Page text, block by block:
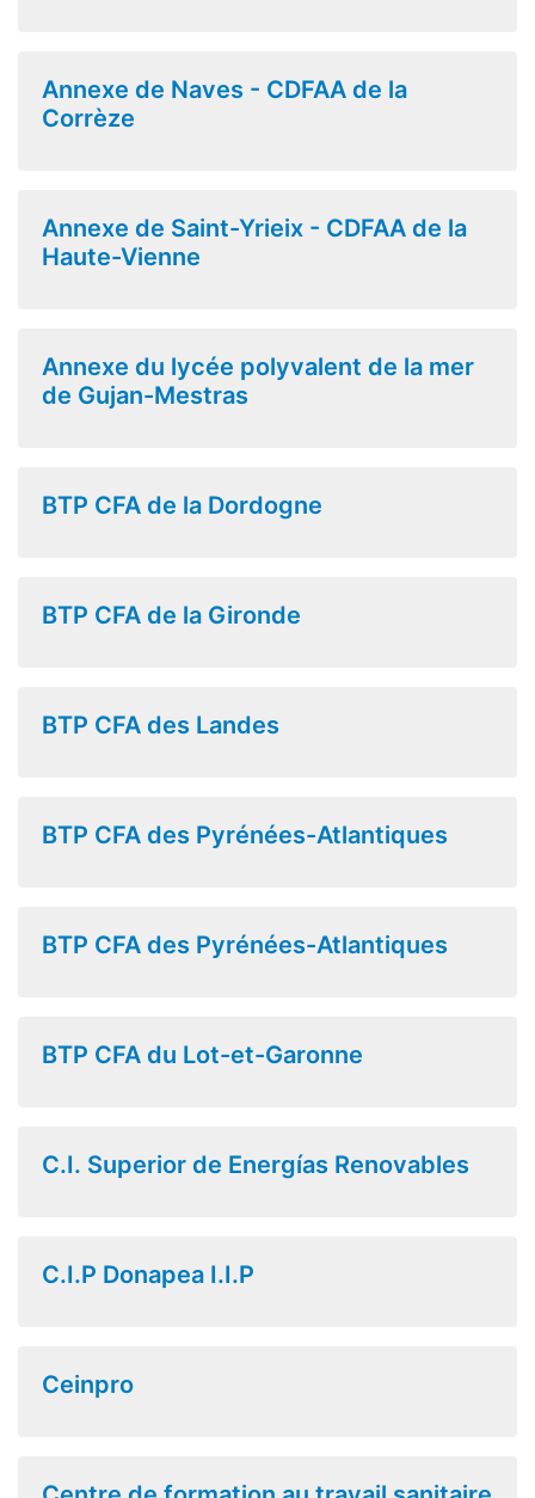
Annexe de Naves - CDFAA de la
Corrèze
Annexe de Saint-Yrieix - CDFAA de la
Haute-Vienne
Annexe du lycée polyvalent de la mer
de Gujan-Mestras
BTP CFA de la Dordogne
BTP CFA de la Gironde
BTP CFA des Landes
BTP CFA des Pyrénées-Atlantiques
BTP CFA des Pyrénées-Atlantiques
BTP CFA du Lot-et-Garonne
C.I. Superior de Energías Renovables
C.I.P Donapea I.I.P
Ceinpro